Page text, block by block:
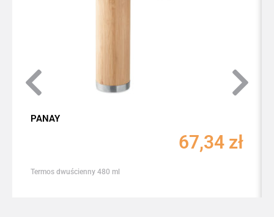
PANAY
67,34 zł
Termos dwuścienny 480 ml